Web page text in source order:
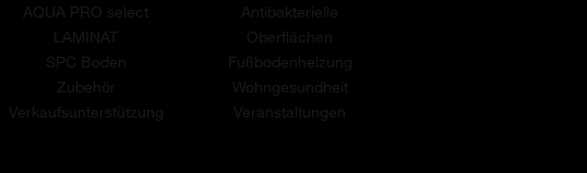
AQUA PRO select
LAMINAT
SPC Boden
Zubehör
Verkaufsunterstützung
Antibakterielle
Oberflächen
Fußbodenheizung
Wohngesundheit
Veranstaltungen